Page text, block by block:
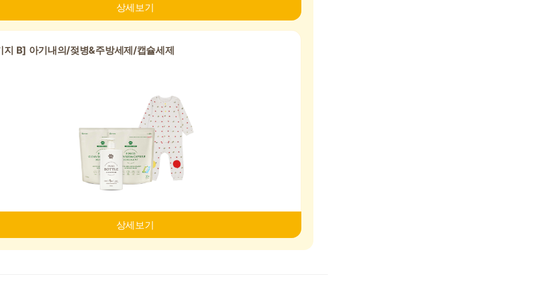
상세보기
지 B] 아기내의/젖병&주방세제/캡슐세제
상세보기